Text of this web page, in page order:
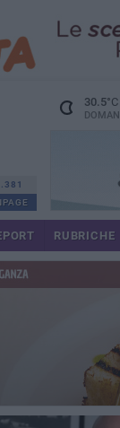
30.5°C
RUBRICHE